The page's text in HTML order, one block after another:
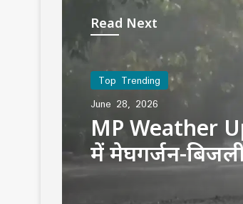
Read Next
Top Trending
June 28, 2026
MP Weather
में मेघगर्जन-
अलर्ट, चलेगी तेज